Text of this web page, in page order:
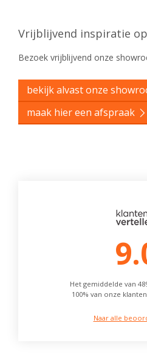
Vrijblijvend inspiratie
Bezoek vrijblijvend onze
bekijk alvast onze
maak hier een afspraak
Het gemiddelde van
100% van onze
Naar alle